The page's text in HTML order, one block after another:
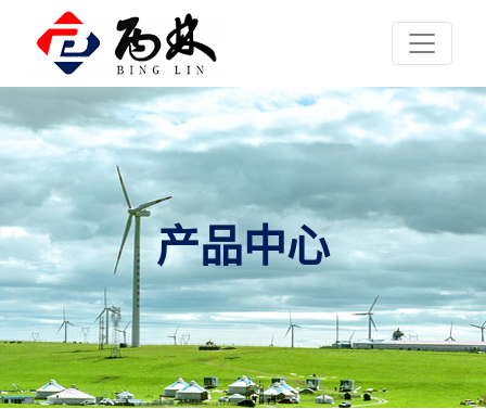
产品中心